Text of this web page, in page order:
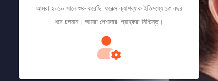
আমরা ২০১০ সালে শুরু করেছি, ফরেক্স ক্যাশব্যাক ইতিমধ্যে ১৩ বছর
ধরে চলমান। আমরা পেশাদার, গ্রাহকরা নিশ্চিন্ত।